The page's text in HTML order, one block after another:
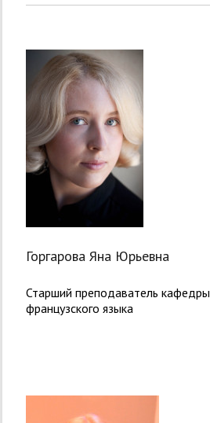
Горгарова Яна Юрьевна
Старший преподаватель кафедры
французского языка